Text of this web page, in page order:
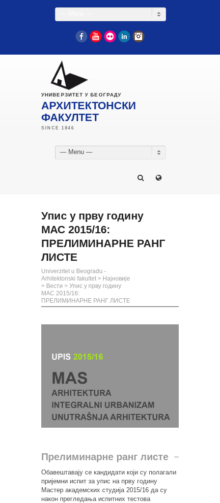
FacebookYouTube
Flickr LinkedIn
УНИВЕРЗИТЕТ У БЕОГРАДУ
АРХИТЕКТОНСКИ
ФАКУЛТЕТ
— Menu —
Упис у прву годину
МАС 2015/16:
ПРЕЛИМИНАРНЕ РАНГ
ЛИСТЕ
Univerzitet u Beogradu -
Arhitektonski fakultet > Најновије
> Вести > Упис у прву годину
МАС 2015/16:
ПРЕЛИМИНАРНЕ РАНГ ЛИСТЕ
Прелиминарне ранг листе
Обавештавају се кандидати који су полагали
пријемни испит за упис на прву годину
Мастер академских студија 2015/16 да су
након прегледања испитних тестова